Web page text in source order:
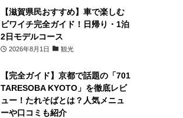
【滋賀県民おすすめ】車で楽しむ
ビワイチ完全ガイド！日帰り・1泊
2日モデルコース
2026年8月1日 観光
【完全ガイド】京都で話題の「701
TARESOBA KYOTO」を徹底レビ
ュー！たれそばとは？人気メニュ
ーや口コミも紹介